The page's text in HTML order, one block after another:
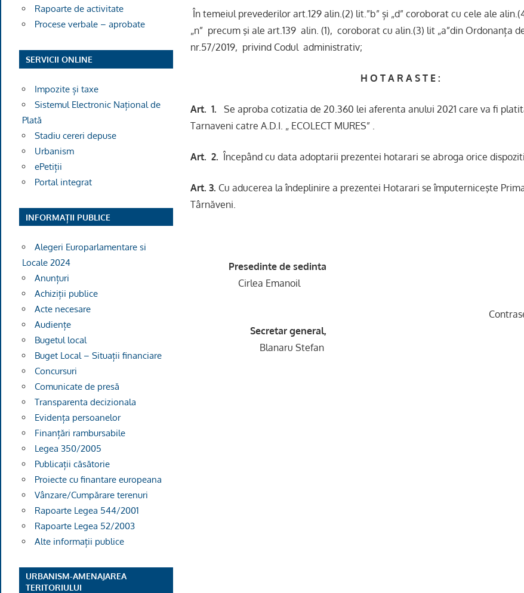
În temeiul prevederilor art.129 alin.(2) lit.”b” și „d” coroborat cu cele ale
„n” precum şi ale art.139 alin. (1), coroborat cu alin.(3) lit „a”din Ordonanța
nr.57/2019, privind Codul administrativ;
H O T A R A S T E :
Art. 1.
Se aproba cotizatia de 20.360 lei aferenta anului 2021 care va fi
Tarnaveni catre A.D.I. „ ECOLECT MURES” .
Art. 2. Începând cu data adoptarii prezentei hotarari se abroga orice
Art. 3. Cu aducerea la îndeplinire a prezentei Hotarari se împuterniceşte
Târnăveni.
Presedinte de sedinta
Cirlea Emanoil
Secretar general,
Blanaru Stefan
Rapoarte de activitate
Procese verbale – aprobate
SERVICII ONLINE
Impozite și taxe
Sistemul Electronic Național de
Plată
Stadiu cereri depuse
Urbanism
ePetiții
Portal integrat
INFORMAȚII PUBLICE
Alegeri Europarlamentare si
Locale 2024
Anunțuri
Achiziții publice
Acte necesare
Audiențe
Bugetul local
Buget Local – Situații financiare
Concursuri
Comunicate de presă
Transparenta decizionala
Evidența persoanelor
Finanțări rambursabile
Legea 350/2005
Publicații căsătorie
Proiecte cu finantare europeana
Vânzare/Cumpărare terenuri
Rapoarte Legea 544/2001
Rapoarte Legea 52/2003
Alte informații publice
URBANISM-AMENAJAREA
TERITORIULUI